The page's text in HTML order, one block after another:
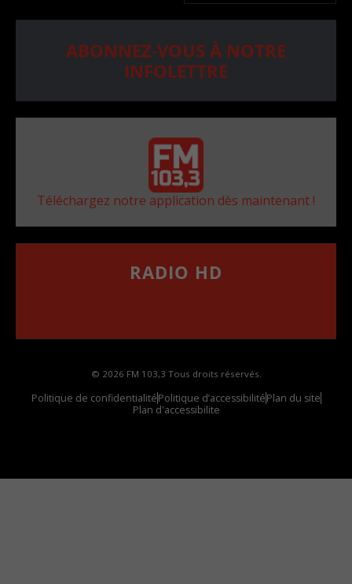
ABONNEZ-VOUS À NOTRE
INFOLETTRE
Téléchargez notre application dès maintenant !
RADIO HD
© 2026 FM 103,3 Tous droits réservés.
Politique de confidentialitéPolitique d’accessibilitéPlan du site
Plan d'accessibilite